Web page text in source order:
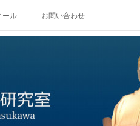
ール お問い合わせ